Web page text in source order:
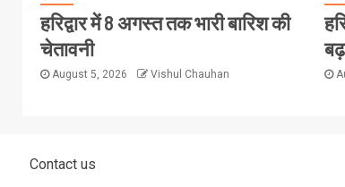
हरिद्वार में 8 अगस्त तक भारी बारिश की
चेतावनी
August 5, 2026 Vishul Chauhan
Contact us